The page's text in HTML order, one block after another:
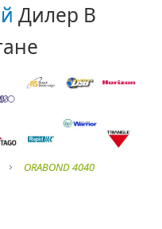
Дилер В
ORABOND 4040